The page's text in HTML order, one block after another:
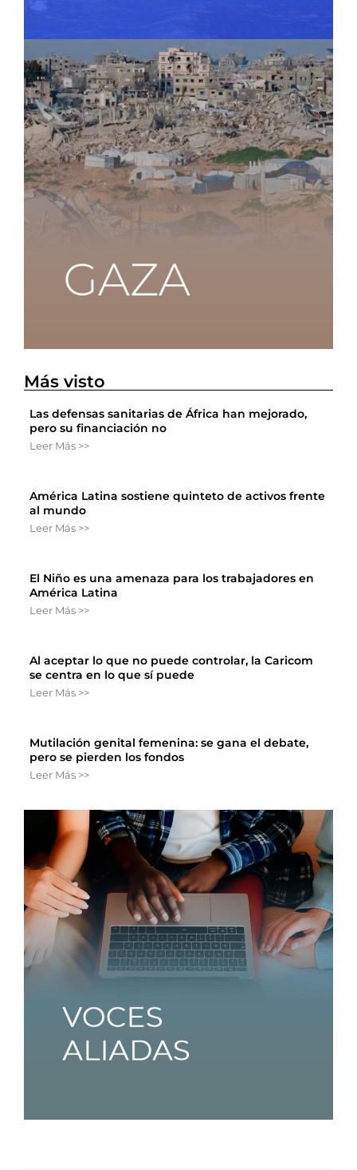
Más visto
Las defensas sanitarias de África han mejorado,
pero su financiación no
Leer Más >>
América Latina sostiene quinteto de activos frente
al mundo
Leer Más >>
El Niño es una amenaza para los trabajadores en
América Latina
Leer Más >>
Al aceptar lo que no puede controlar, la Caricom
se centra en lo que sí puede
Leer Más >>
Mutilación genital femenina: se gana el debate,
pero se pierden los fondos
Leer Más >>